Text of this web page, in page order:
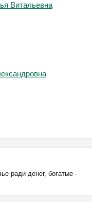
Витальевна
ради денег, богатые -